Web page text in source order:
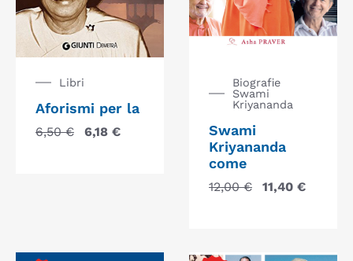
Libri
Aforismi per la
6,50€ 6,18 €
Biografie
Swami
Kriyananda
Swami
Kriyananda
come
12,00€ 11,40 €